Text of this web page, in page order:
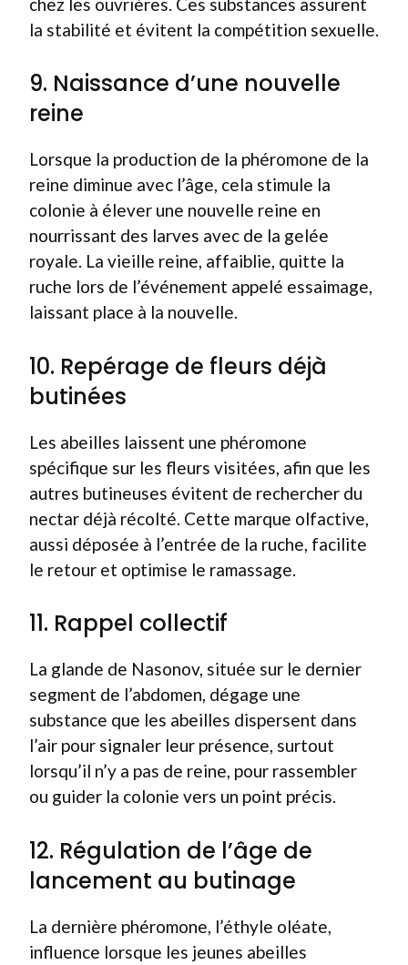
la stabilité et évitent la compétition sexuelle.
9. Naissance d’une nouvelle
reine
Lorsque la production de la phéromone de la
reine diminue avec l’âge, cela stimule la
colonie à élever une nouvelle reine en
nourrissant des larves avec de la gelée
royale. La vieille reine, affaiblie, quitte la
ruche lors de l’événement appelé essaimage,
laissant place à la nouvelle.
10. Repérage de fleurs déjà
butinées
Les abeilles laissent une phéromone
spécifique sur les fleurs visitées, afin que les
autres butineuses évitent de rechercher du
nectar déjà récolté. Cette marque olfactive,
aussi déposée à l’entrée de la ruche, facilite
le retour et optimise le ramassage.
11. Rappel collectif
La glande de Nasonov, située sur le dernier
segment de l’abdomen, dégage une
substance que les abeilles dispersent dans
l’air pour signaler leur présence, surtout
lorsqu’il n’y a pas de reine, pour rassembler
ou guider la colonie vers un point précis.
12. Régulation de l’âge de
lancement au butinage
La dernière phéromone, l’éthyle oléate,
influence lorsque les jeunes abeilles